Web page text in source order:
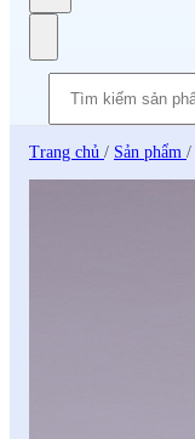
Trang chủ / Sản phẩm /